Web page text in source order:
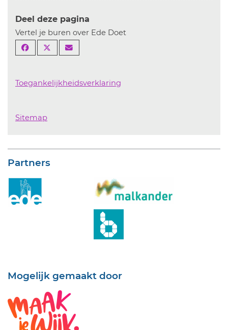
Deel deze pagina
Vertel je buren over Ede Doet
Toegankelijkheidsverklaring
Sitemap
Partners
Mogelijk gemaakt door